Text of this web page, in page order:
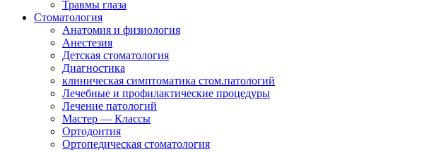
Травмы глаза
Стоматология
Анатомия и физиология
Анестезия
Детская стоматология
Диагностика
клиническая симптоматика стом.патологий
Лечебные и профилактические процедуры
Лечение патологий
Мастер — Классы
Ортодонтия
Ортопедическая стоматология